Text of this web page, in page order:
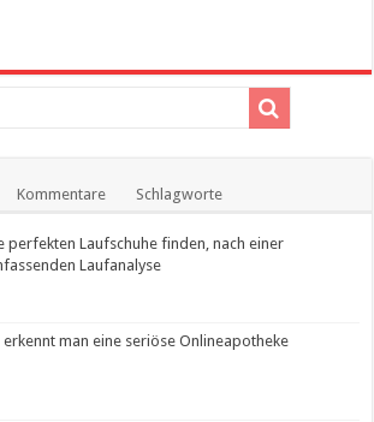
Kommentare Schlagworte
perfekten Laufschuhe finden, nach einer
Laufanalyse
erkennt man eine seriöse Onlineapotheke